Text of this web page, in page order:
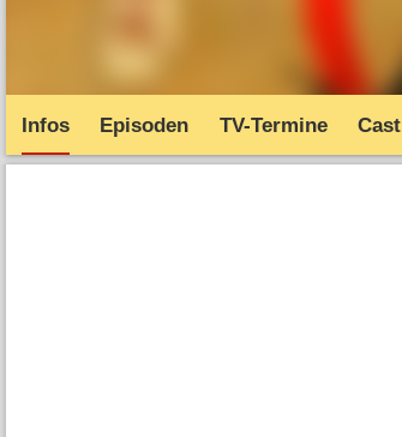
Infos Episoden TV-Termine Cast